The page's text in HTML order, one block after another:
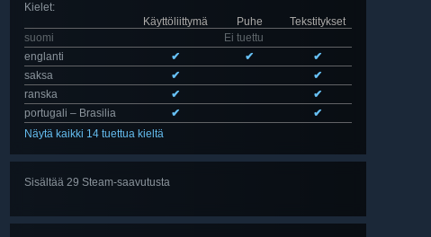
Kielet:
Käyttöliittymä
Puhe
Tekstitykset
suomi
Ei tuettu
englanti
✔ ✔
✔
saksa
✔
✔
ranska
✔
✔
portugali – Brasilia
✔
✔
Näytä kaikki 14 tuettua kieltä
Sisältää 29 Steam-saavutusta